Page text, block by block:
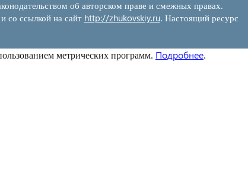
об авторском праве и смежных правах.
со ссылкой на сайт http://zhukovskiy.ru. Настоящий ресурс
метрических программ. Подробнее.